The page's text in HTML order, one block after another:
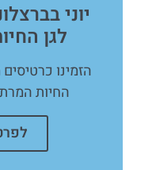
יוני
לגן
הזמינו
החיות